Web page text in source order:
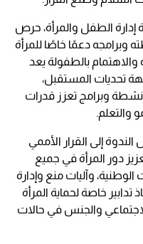
إدارة الطفل والمرأة، حرص
وبرامجه دعمًا خاصًا للمرأة
بالطفولة يعد
تحديات المستقبل،
وبرامج تعزز قدرات
والتعلم.
إلى القرار الأممي
تعزيز دور المرأة في جميع
وآليات منع وإدارة
خاصة لحماية المرأة
والجنس في حالات